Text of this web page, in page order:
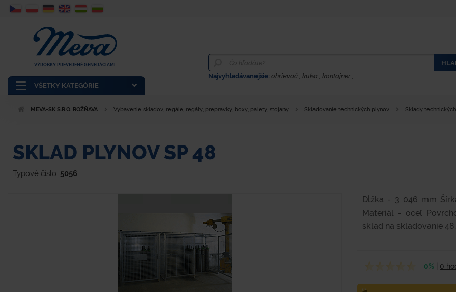
VŠETKY KATEGÓRIE
VÝROBKY PREVERENÉ GENERÁCIAMI
Najvyhladávanejšie:ohrievač ,kuka ,kontajner ,
MEVA-SK S.R.O. ROŽŇAVA Vybavenie skladov, regále, regály, prepravky, boxy, palety, stojany Skladovanie technických plynov Sklady
SKLAD PLYNOV SP 48
Typové číslo: 5056
Dĺžka - 3 046 mm
Materiál - oceľ
sklad na skladovanie
0% 0